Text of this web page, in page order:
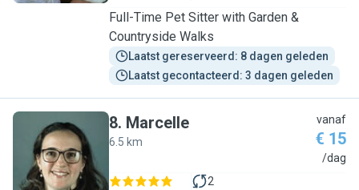
Full-Time Pet Sitter with Garden &
Countryside Walks
Laatst gereserveerd: 8 dagen geleden
Laatst gecontacteerd: 3 dagen geleden
M
8. Marcelle
6.5 km
vanaf
€ 15
/dag
2